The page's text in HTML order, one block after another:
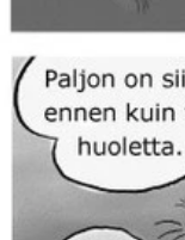
400